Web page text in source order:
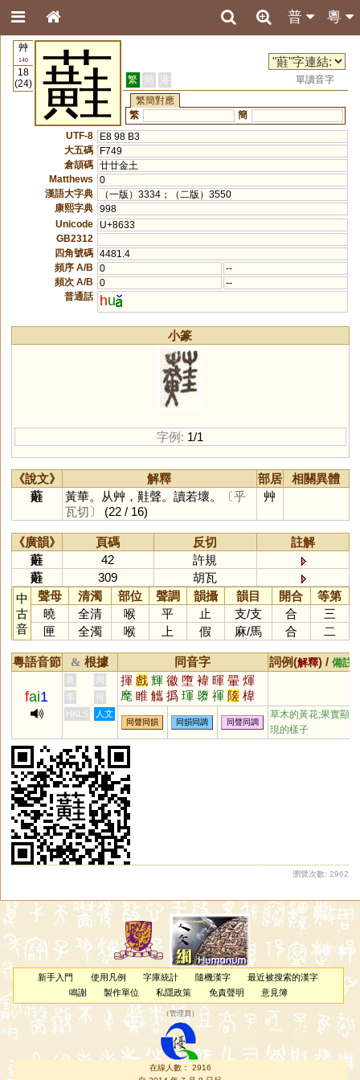
粵
普
艸
140
18
(24)
蘳 繁 簡 港
單讀音字
繁簡對應
繁
簡
UTF-8
E8 98 B3
大五碼
F749
倉頡碼 廿廿金土
Matthews
0
漢語大字典
（一版）3334；（二版）3550
康熙字典 998
Unicode
U+8633
GB2312
四角號碼 4481.4
頻序 A/B
0
--
頻次 A/B
0
--
普通話
hu
小篆
字例: 1/1
《說文》 解釋 部居
相關異體
蘳
黃華。从艸，黊聲。讀若壞。
〔乎
瓦切〕
(22 / 16)
艸
《廣韻》 頁碼 反切
註解
蘳
42
許規
蘳
309
胡瓦
中
古
音
聲母 清濁 部位 聲調 韻攝 韻目 開合
等第
曉
全清 喉 平 止 支/支 合
三
匣
全濁 喉 上 假 麻/馬 合 二
粵語音節 & 根據 同音字 詞例(解釋) / 備註
fai1
黃 周 揮 戲 輝 徽 墮 褘 暉 翬 煇
麾 睢 觿 撝 琿 隳 禈 隓 椲
噅 楎 鰴 墯
李
何
HKLS
人文
同聲同韻 同韻同調 同聲同調
草木的黃花;果實顯
現的樣子
瀏覽次數: 2962
新手入門 使用凡例 字庫統計 隨機漢字
最近被搜索的漢字
鳴謝
製作單位 私隱政策 免責聲明 意見簿
（管理員 ）
在線人數： 2916